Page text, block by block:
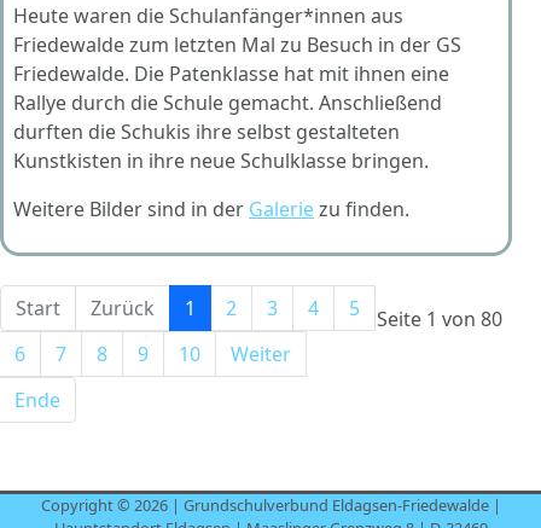
Heute waren die Schulanfänger*innen aus
Friedewalde zum letzten Mal zu Besuch in der GS
Friedewalde. Die Patenklasse hat mit ihnen eine
Rallye durch die Schule gemacht. Anschließend
durften die Schukis ihre selbst gestalteten
Kunstkisten in ihre neue Schulklasse bringen.
Weitere Bilder sind in der Galeriezu finden.
Seite 1 von 80
Start Zurück 1 2 3 4
5
6
7 8 9 10
Weiter
Ende
Copyright © 2026 | Grundschulverbund Eldagsen-Friedewalde |